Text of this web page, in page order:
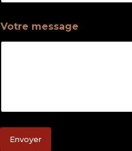
Votre message
Envoyer